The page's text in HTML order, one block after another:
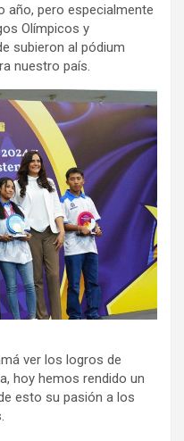
año, pero especialmente
Olímpicos y
subieron al pódium
nuestro país.
ver los logros de
hoy hemos rendido un
esto su pasión a los